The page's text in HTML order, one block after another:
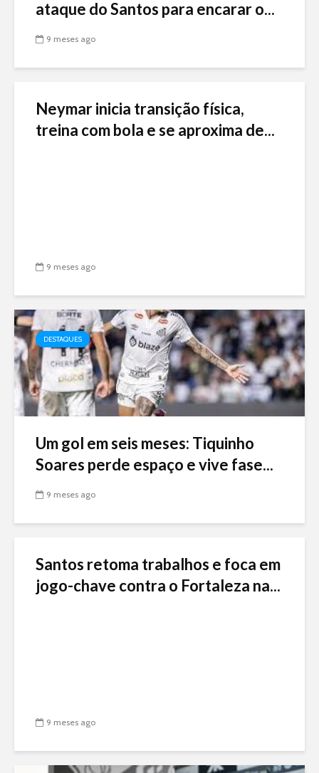
ataque do Santos para encarar o...
9 meses ago
Neymar inicia transição física,
treina com bola e se aproxima de...
9 meses ago
DESTAQUES
Um gol em seis meses: Tiquinho
Soares perde espaço e vive fase...
9 meses ago
Santos retoma trabalhos e foca em
jogo-chave contra o Fortaleza na...
9 meses ago